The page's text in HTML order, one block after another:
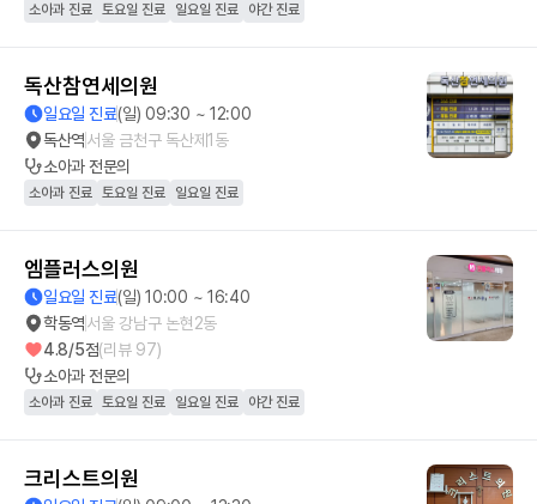
소아과 진료 토요일 진료 일요일 진료 야간 진료
독산참연세의원
일요일 진료(일) 09:30 ~ 12:00
독산역서울 금천구 독산제1동
소아과전문의
소아과 진료 토요일 진료 일요일 진료
엠플러스의원
일요일 진료(일) 10:00 ~ 16:40
학동역서울 강남구 논현2동
4.8/5점(리뷰 97)
소아과전문의
소아과 진료 토요일 진료 일요일 진료 야간 진료
크리스트의원